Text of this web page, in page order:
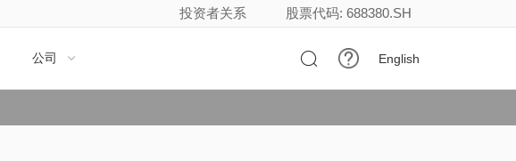
投资者关系 股票代码: 688380.SH
公司   English